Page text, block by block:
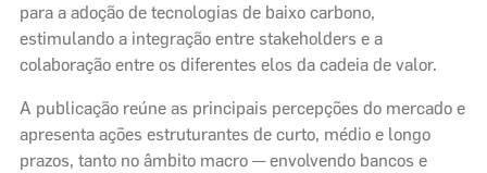
para a adoção de tecnologias de baixo carbono,
estimulando a integração entre stakeholders e a
colaboração entre os diferentes elos da cadeia de valor.
A publicação reúne as principais percepções do mercado e
apresenta ações estruturantes de curto, médio e longo
prazos, tanto no âmbito macro — envolvendo bancos e